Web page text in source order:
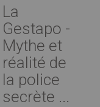
La
Gestapo -
Mythe et
réalité de
la police
secrète ...